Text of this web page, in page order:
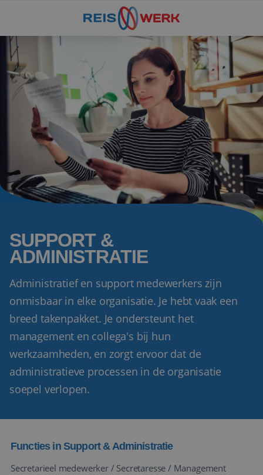
SUPPORT &
ADMINISTRATIE
Administratief en support medewerkers zijn
onmisbaar in elke organisatie. Je hebt vaak een
breed takenpakket. Je ondersteunt het
management en collega's bij hun
werkzaamheden, en zorgt ervoor dat de
administratieve processen in de organisatie
soepel verlopen.
Functies in Support & Administratie
Secretarieel medewerker / Secretaresse / Management